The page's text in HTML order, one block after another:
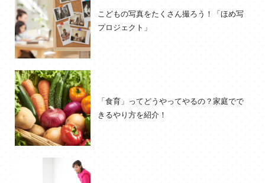
こどもの写真をたくさん撮ろう！「ほめ写
プロジェクト」
「食育」ってどうやってやるの？家庭でで
きるやり方を紹介！